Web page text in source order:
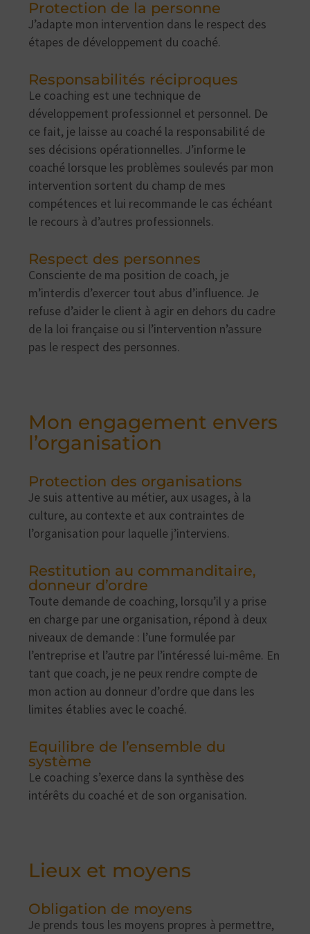
Protection de la personne
J’adapte mon intervention dans le respect des
étapes de développement du coaché.
Responsabilités réciproques
Le coaching est une technique de
développement professionnel et personnel. De
ce fait, je laisse au coaché la responsabilité de
ses décisions opérationnelles. J’informe le
coaché lorsque les problèmes soulevés par mon
intervention sortent du champ de mes
compétences et lui recommande le cas échéant
le recours à d’autres professionnels.
Respect des personnes
Consciente de ma position de coach, je
m’interdis d’exercer tout abus d’influence. Je
refuse d’aider le client à agir en dehors du cadre
de la loi française ou si l’intervention n’assure
pas le respect des personnes.
Mon engagement envers
l’organisation
Protection des organisations
Je suis attentive au métier, aux usages, à la
culture, au contexte et aux contraintes de
l’organisation pour laquelle j’interviens.
Restitution au commanditaire,
donneur d’ordre
Toute demande de coaching, lorsqu’il y a prise
en charge par une organisation, répond à deux
niveaux de demande : l’une formulée par
l’entreprise et l’autre par l’intéressé lui-même. En
tant que coach, je ne peux rendre compte de
mon action au donneur d’ordre que dans les
limites établies avec le coaché.
Equilibre de l’ensemble du
système
Le coaching s’exerce dans la synthèse des
intérêts du coaché et de son organisation.
Lieux et moyens
Obligation de moyens
Je prends tous les moyens propres à permettre,